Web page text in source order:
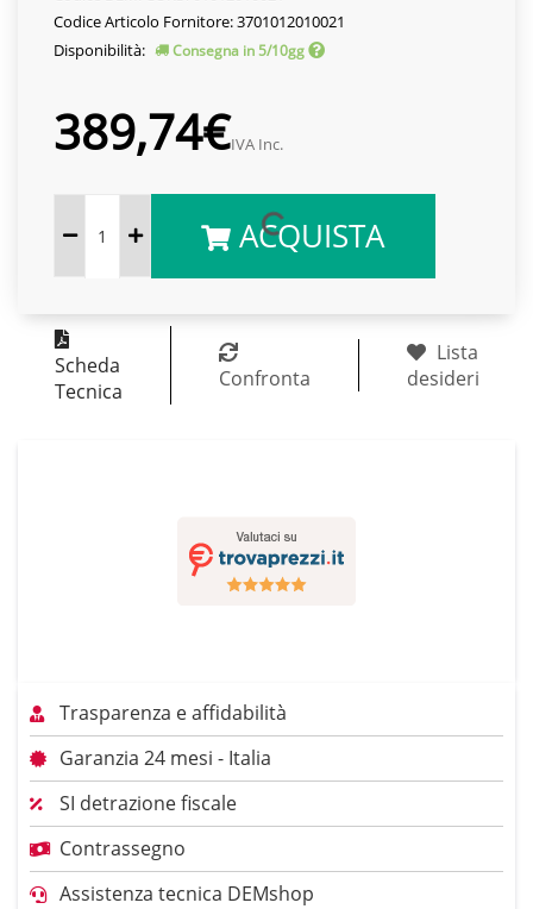
Codice Articolo Fornitore: 3701012010021
Disponibilità:
Consegna in 5/10gg
389,74€IVA Inc.
ACQUISTA
Scheda
Tecnica
Confronta
Lista
desideri
Trasparenza e affidabilità
Garanzia 24 mesi - Italia
SI detrazione fiscale
Contrassegno
Assistenza tecnica DEMshop